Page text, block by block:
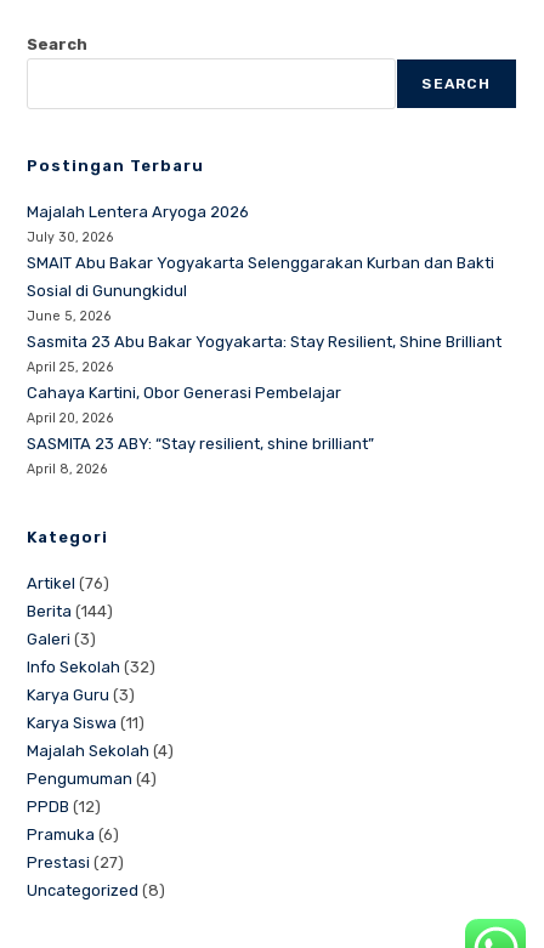
Search
SEARCH
Postingan Terbaru
Majalah Lentera Aryoga 2026
July 30, 2026
SMAIT Abu Bakar Yogyakarta Selenggarakan Kurban dan Bakti
Sosial di Gunungkidul
June 5, 2026
Sasmita 23 Abu Bakar Yogyakarta: Stay Resilient, Shine Brilliant
April 25, 2026
Cahaya Kartini, Obor Generasi Pembelajar
April 20, 2026
SASMITA 23 ABY: “Stay resilient, shine brilliant”
April 8, 2026
Kategori
Artikel (76)
Berita (144)
Galeri (3)
Info Sekolah (32)
Karya Guru (3)
Karya Siswa (11)
Majalah Sekolah (4)
Pengumuman (4)
PPDB (12)
Pramuka (6)
Prestasi (27)
Uncategorized (8)